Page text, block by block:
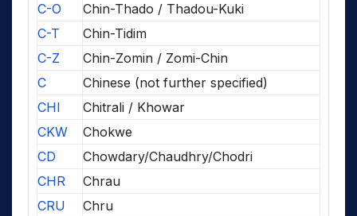
C-O
Chin-Thado / Thadou-Kuki
C-T
Chin-Tidim
C-Z
Chin-Zomin / Zomi-Chin
C
Chinese (not further specified)
CHI
Chitrali / Khowar
CKW
Chokwe
CD
Chowdary/Chaudhry/Chodri
CHR
Chrau
CRU
Chru